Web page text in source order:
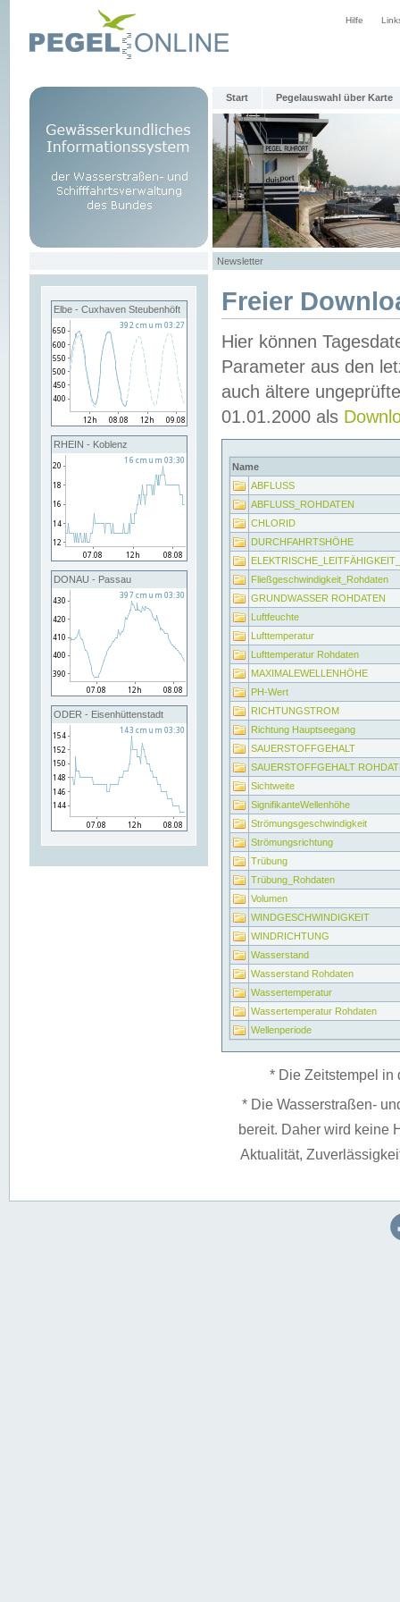
Hilfe
Start Pegelauswahl über Karte
Newsletter
Elbe - Cuxhaven Steubenhöft
RHEIN - Koblenz
DONAU - Passau
ODER - Eisenhüttenstadt
Freier
Hier können
Parameter aus den
auch ältere
01.01.2000 als
Name
ABFLUSS
ABFLUSS_ROHDATEN
CHLORID
DURCHFAHRTSHÖHE
Fließgeschwindigkeit_Rohdaten
GRUNDWASSER ROHDATEN
Luftfeuchte
Lufttemperatur
Lufttemperatur Rohdaten
MAXIMALEWELLENHÖHE
PH-Wert
RICHTUNGSTROM
Richtung Hauptseegang
SAUERSTOFFGEHALT
SAUERSTOFFGEHALT
Sichtweite
SignifikanteWellenhöhe
Strömungsgeschwindigkeit
Strömungsrichtung
Trübung
Trübung_Rohdaten
Volumen
WINDGESCHWINDIGKEIT
WINDRICHTUNG
Wasserstand
Wasserstand Rohdaten
Wassertemperatur
Wassertemperatur Rohdaten
Wellenperiode
* Die Zeitstempel in
* Die Wasserstraßen-
bereit. Daher wird keine
Aktualität,